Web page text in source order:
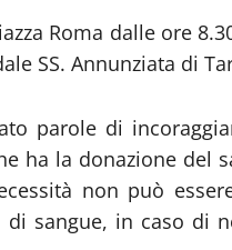
Roma dalle ore
SS. Annunziata di
parole di
ha la donazione
non può
di sangue, in caso di